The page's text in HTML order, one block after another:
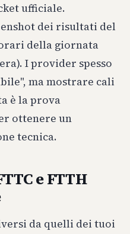
ufficiale.
dei risultati del
della giornata
I provider spesso
ma mostrare cali
è la prova
ottenere un
tecnica.
e FTTH
da quelli dei tuoi